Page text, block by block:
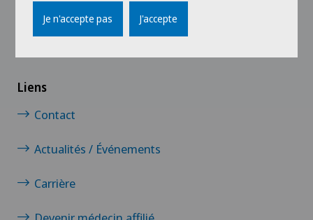
Liens
Contact
Actualités / Événements
Carrière
Je n'accepte pas J'accepte